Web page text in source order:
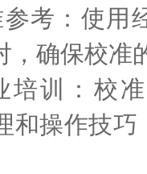
：使用
，确保校准
训：校准
和操作技